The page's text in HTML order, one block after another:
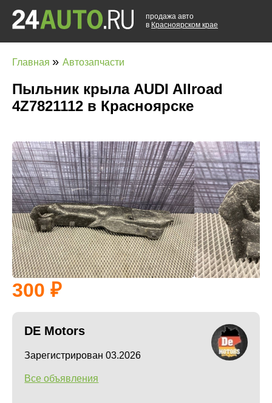
продажа авто
в Красноярском крае
Главная » Автозапчасти
Пыльник крыла AUDI Allroad
4Z7821112 в Красноярске
300
DE Motors
Зарегистрирован 03.2026
Все объявления